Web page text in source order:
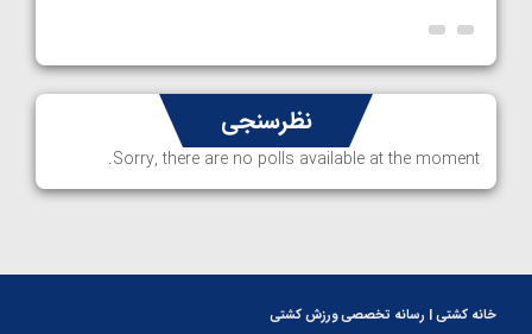
نظرسنجی
Sorry, there are no polls available at the moment.
خانه کشتی | رسانه تخصصی ورزش کشتی